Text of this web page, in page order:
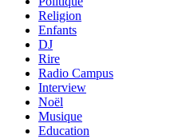
Religion
Enfants
DJ
Rire
Radio Campus
Interview
Noël
Musique
Education